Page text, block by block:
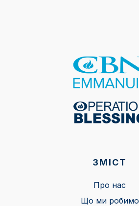
ЗМІСТ
Про нас
Що ми робимо